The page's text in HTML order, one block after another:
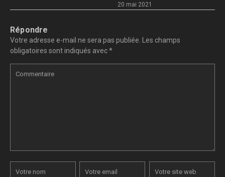
20 mai 2021
Répondre
Votre adresse e-mail ne sera pas publiée. Les champs
obligatoires sont indiqués avec*